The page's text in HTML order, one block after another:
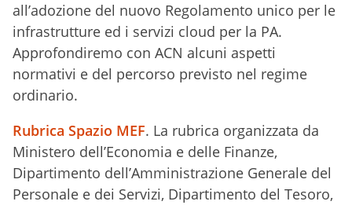
all’adozione del nuovo Regolamento unico per le
infrastrutture ed i servizi cloud per la PA.
Approfondiremo con ACN alcuni aspetti
normativi e del percorso previsto nel regime
ordinario.
Rubrica Spazio MEF. La rubrica organizzata da
Ministero dell’Economia e delle Finanze,
Dipartimento dell’Amministrazione Generale del
Personale e dei Servizi, Dipartimento del Tesoro,